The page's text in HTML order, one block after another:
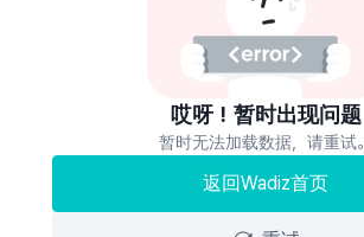
哎呀！暂时出现问题
暂时无法加载数据，请重试。
返回Wadiz首页